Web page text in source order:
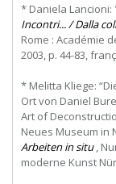
* Daniela
Incontri... / Dalla
Rome : Académie
2003, p. 44-83,
* Melitta Kliege:
Ort von Daniel
Art of
Neues Museum in
Arbeiten in situ,
moderne Kunst